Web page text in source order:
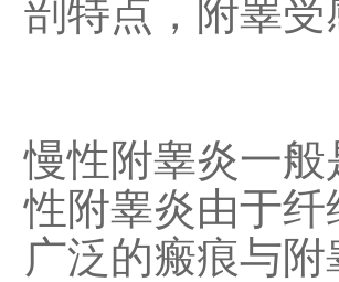
剖特点，附睾
慢性附睾炎一
性附睾炎由于
广泛的瘢痕与